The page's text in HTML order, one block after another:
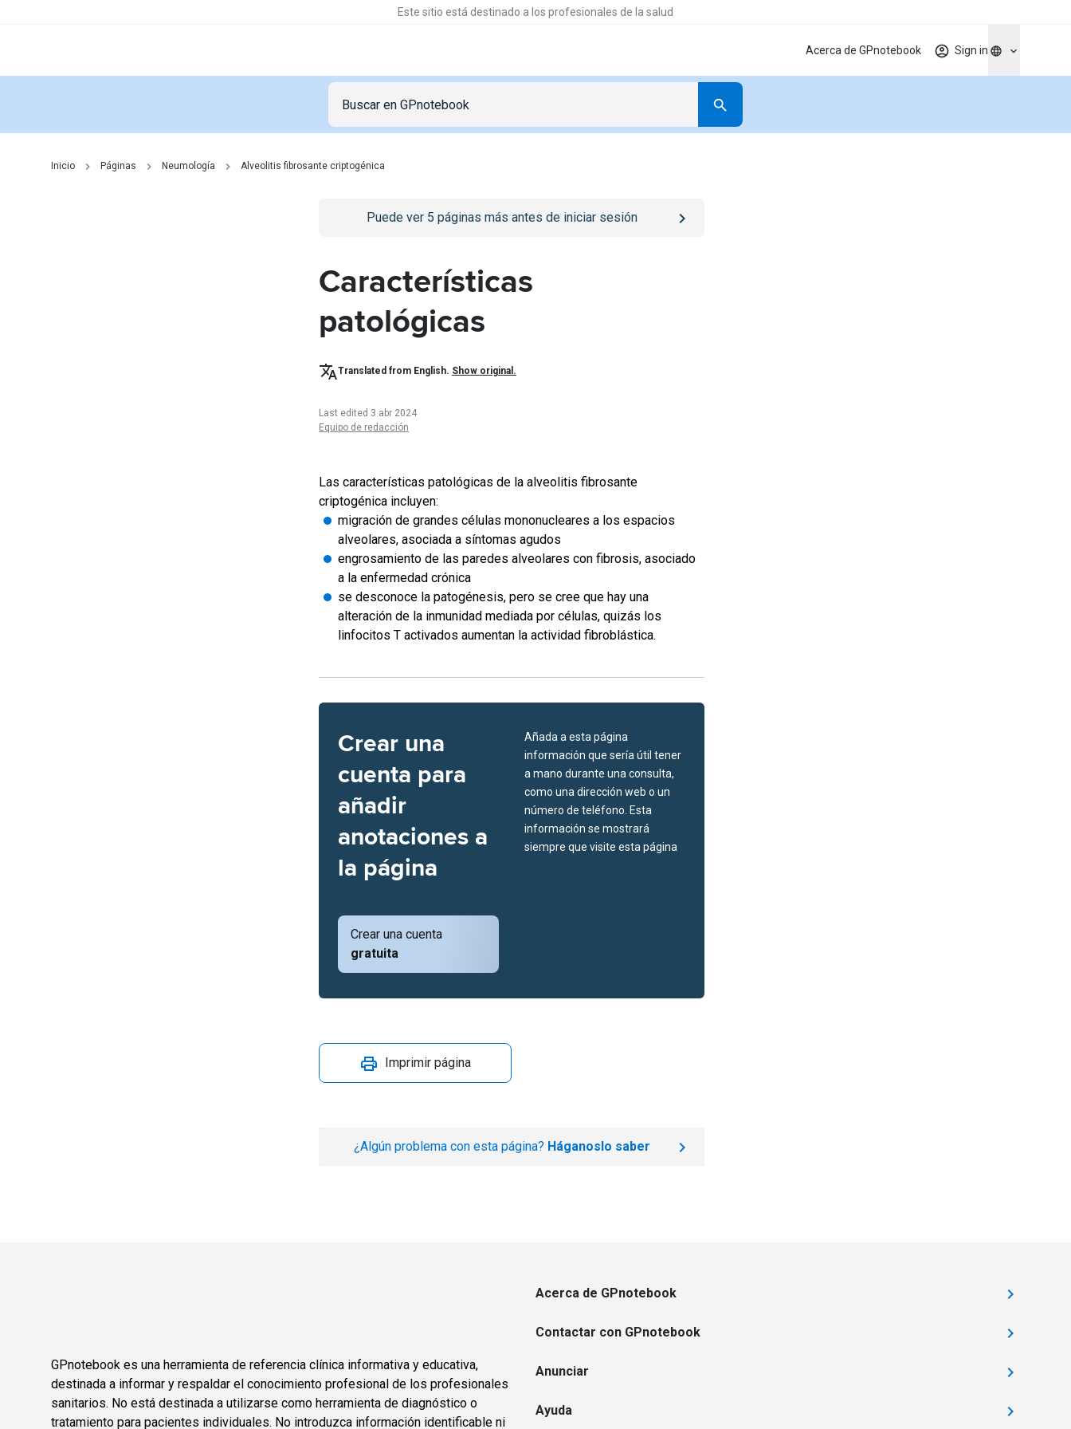
Este sitio está destinado a los profesionales de la salud
Acerca de GPnotebook Sign in
Inicio Páginas Neumología Alveolitis fibrosante criptogénica
/iniciar-sesionpage
Puede ver 5 páginas más antes de iniciar sesión
Características
patológicas
Translated from English. Show original.
Last edited 3 abr 2024
Equipo de redacción
Las características patológicas de la alveolitis fibrosante
criptogénica incluyen:
migración de grandes células mononucleares a los espacios
alveolares, asociada a síntomas agudos
engrosamiento de las paredes alveolares con fibrosis, asociado
a la enfermedad crónica
se desconoce la patogénesis, pero se cree que hay una
alteración de la inmunidad mediada por células, quizás los
linfocitos T activados aumentan la actividad fibroblástica.
Crear una
cuenta para
añadir
anotaciones a
la página
Crear una cuenta
gratuita
Añada a esta página
información que sería útil tener
a mano durante una consulta,
como una dirección web o un
número de teléfono. Esta
información se mostrará
siempre que visite esta página
Imprimir página
¿Algún problema con esta página? Háganoslo saber
GPnotebook es una herramienta de referencia clínica informativa y educativa,
destinada a informar y respaldar el conocimiento profesional de los profesionales
sanitarios. No está destinada a utilizarse como herramienta de diagnóstico o
tratamiento para pacientes individuales. No introduzca información identificable ni
Acerca de GPnotebook
Contactar con GPnotebook
Anunciar
Ayuda